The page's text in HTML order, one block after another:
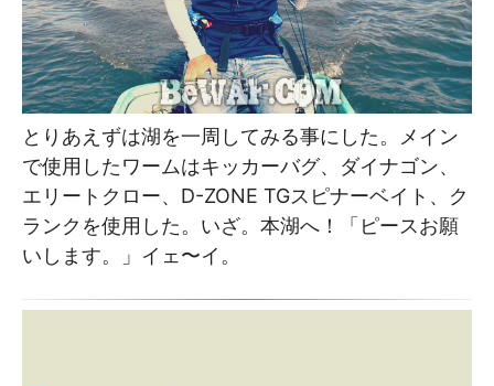
とりあえずは湖を一周してみる事にした。メイン
で使用したワームはキッカーバグ、ダイナゴン、
エリートクロー、D-ZONE TGスピナーベイト、ク
ランクを使用した。いざ。本湖へ！「ピースお願
いします。」イェ〜イ。